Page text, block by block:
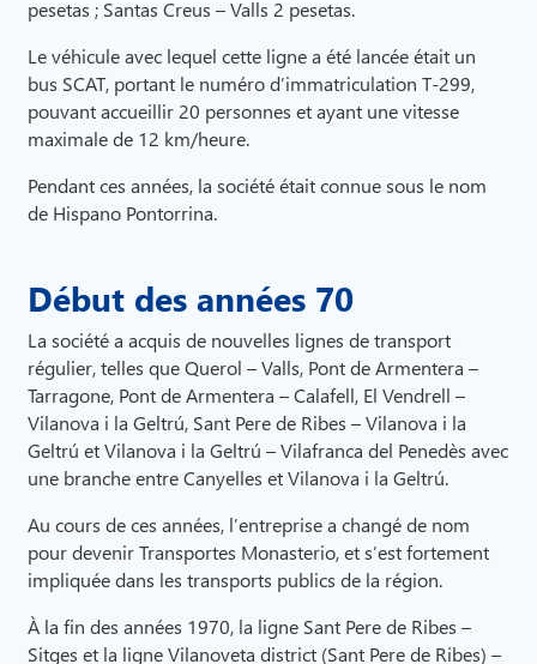
pesetas ; Santas Creus – Valls 2 pesetas.
Le véhicule avec lequel cette ligne a été lancée était un
bus SCAT, portant le numéro d’immatriculation T-299,
pouvant accueillir 20 personnes et ayant une vitesse
maximale de 12 km/heure.
Pendant ces années, la société était connue sous le nom
de Hispano Pontorrina.
Début des années 70
La société a acquis de nouvelles lignes de transport
régulier, telles que Querol – Valls, Pont de Armentera –
Tarragone, Pont de Armentera – Calafell, El Vendrell –
Vilanova i la Geltrú, Sant Pere de Ribes – Vilanova i la
Geltrú et Vilanova i la Geltrú – Vilafranca del Penedès avec
une branche entre Canyelles et Vilanova i la Geltrú.
Au cours de ces années, l’entreprise a changé de nom
pour devenir Transportes Monasterio, et s’est fortement
impliquée dans les transports publics de la région.
À la fin des années 1970, la ligne Sant Pere de Ribes –
Sitges et la ligne Vilanoveta district (Sant Pere de Ribes) –